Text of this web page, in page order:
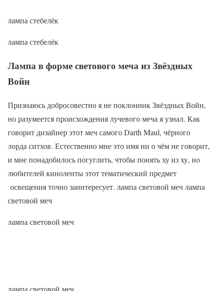
лампа стебелёк
лампа стебелёк
Лампа в форме светового меча из Звёздных
Войн
Признаюсь добросовестно я не поклонник Звёздных Войн,
но разумеется происхождения лучевого меча я узнал. Как
говорит дизайнер этот меч самого Darth Maul, чёрного
лорда ситхов. Естественно мне это имя ни о чём не говорит,
и мне понадобилось погуглить, чтобы понять ху из ху, но
любителей киноленты этот тематический предмет
освещения точно заинтересует. лампа световой меч лампа
световой меч
лампа световой меч
лампа световой меч